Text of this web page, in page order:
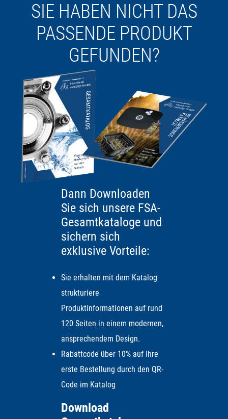
SIE HABEN NICHT DAS
PASSENDE PRODUKT
GEFUNDEN?
Dann Downloaden
Sie sich unsere FSA-
Gesamtkataloge und
sichern sich
exklusive Vorteile:
Sie erhalten mit dem Katalog
strukturiere
Produktinformationen auf rund
120 Seiten in einem modernen,
ansprechendem Design.
Rabattcode über 10% auf Ihre
erste Bestellung durch den QR-
Code im Katalog
Download